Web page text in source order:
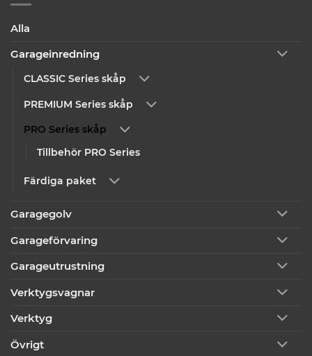
Alla
Garageinredning
CLASSIC Series skåp
PREMIUM Series skåp
PRO Series skåp
Tillbehör PRO Series
Färdiga paket
Garagegolv
Garageförvaring
Garageutrustning
Verktygsvagnar
Verktyg
Övrigt